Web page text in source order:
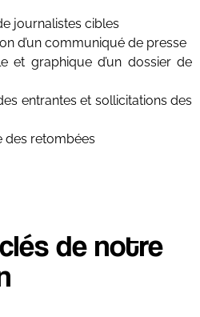
journalistes cibles
d’un communiqué de presse
et graphique d’un dossier de
entrantes et sollicitations des
des retombées
de notre